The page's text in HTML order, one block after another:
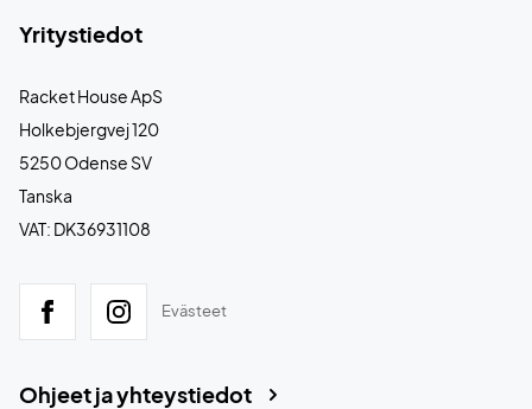
Yritystiedot
Racket House ApS
Holkebjergvej 120
5250 Odense SV
Tanska
VAT: DK36931108
Evästeet
Ohjeet ja yhteystiedot